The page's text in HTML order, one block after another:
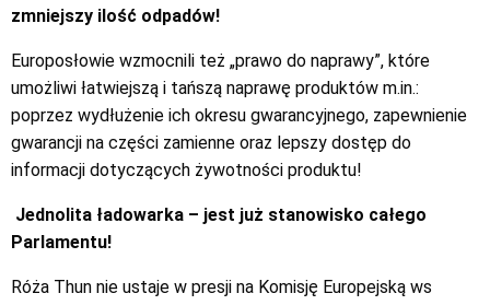
zmniejszy ilość odpadów!
Europosłowie wzmocnili też „prawo do naprawy”, które
umożliwi łatwiejszą i tańszą naprawę produktów m.in.:
poprzez wydłużenie ich okresu gwarancyjnego, zapewnienie
gwarancji na części zamienne oraz lepszy dostęp do
informacji dotyczących żywotności produktu!
Jednolita ładowarka – jest już stanowisko całego
Parlamentu!
Róża Thun nie ustaje w presji na Komisję Europejską ws